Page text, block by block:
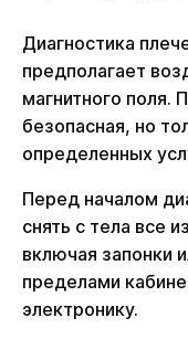
Диагностика
предполагает
магнитного поля.
безопасная, но
определенных
Перед началом
снять с тела все
включая запонки
пределами
электронику.